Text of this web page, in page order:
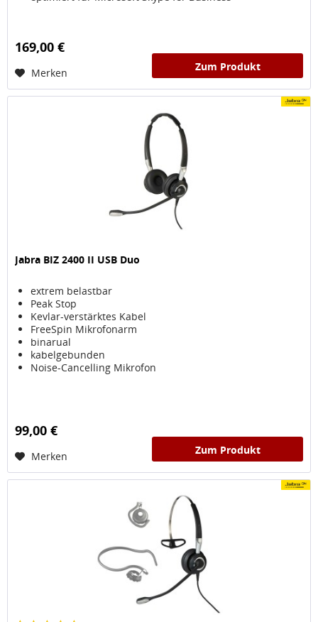
169,00 €
Merken Zum Produkt
Jabra BIZ 2400 II USB Duo
extrem belastbar
Peak Stop
Kevlar-verstärktes Kabel
FreeSpin Mikrofonarm
binarual
kabelgebunden
Noise-Cancelling Mikrofon
99,00 €
Merken Zum Produkt